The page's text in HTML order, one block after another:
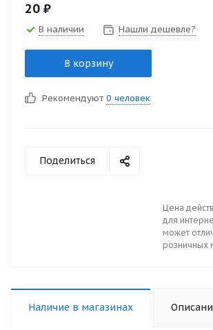
20 ₽
В наличии Нашли дешевле?
В корзину
Рекомендуют 0 человек
Поделиться
Цена
для
может
розничных
Наличие в магазинах